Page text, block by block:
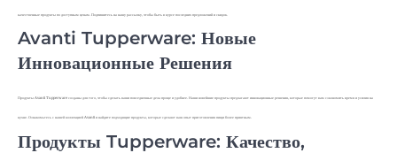
качественные продукты по доступным ценам. Подпишитесь на нашу рассылку, чтобы быть в курсе последних предложений и скидок.
Avanti Tupperware: Новые
Инновационные Решения
Продукты Avanti Tupperware созданы для того, чтобы сделать ваши повседневные дела проще и удобнее. Наши новейшие продукты предлагают инновационные решения, которые помогут вам сэкономить время и усилия на
кухне. Ознакомьтесь с нашей коллекцией Avanti и найдите подходящие продукты, которые сделают ваш опыт приготовления пищи более приятным.
Продукты Tupperware: Качество,